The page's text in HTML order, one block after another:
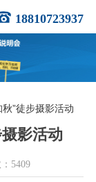
18810723937
”徒步摄影活动
影活动
5409